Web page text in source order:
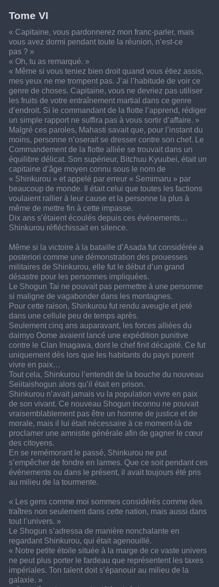
Tome VI
« Capitaine, vous pardonnerez mon franc-parler, mais
vous avez dormi pendant toute la réunion, n’est-ce
pas ? »
« Oh, tu as remarqué. »
« Même si vous teniez bien droit quand vous étiez assis,
mes yeux ne me trompent pas. J’ai l’habitude de voir ce
genre de choses. Capitaine, vous ne devriez pas utiliser
les fruits de votre entraînement martial dans ce genre
d’endroit. Si le commandant de la flotte l’apprend, rédiger
un simple rapport ne suffira pas à vous sortir d’affaire. »
Malgré ces paroles, Mahasti savait que, pour l’instant du
moins, personne n’oserait se dresser contre son chef. Le
Commandement de la flotte alliée se trouvait dans un
équilibre délicat. Son supérieur, Bitchuu Kyuubei, était un
capitaine d’âge moyen connu sous le nom de
« Shinkurou » et appelé par erreur « Semimaru » par
beaucoup de monde. Il était celui que toutes les factions
voulaient rallier à leur cause et la personne la plus à
même de mettre fin à cette impasse.
Dix ans s’étaient écoulés depuis ces événements…
Shinkurou réfléchissait en silence.
Même si la victoire à la bataille d’Asada fut considérée a
posteriori comme une démonstration des prouesses
militaires de Shinkurou, elle fut le début d’un grand
désastre pour les personnes impliquées.
Le Shogun Tai ne pouvait pas permettre à une personne
si maligne de vagabonder dans les montagnes.
Pour cette raison, Shinkurou fut rendu aveugle et jeté
dans une cellule peu de temps après.
Seulement cinq ans auparavant, les forces alliées du
daimyo Oome avaient lancé une expédition punitive
contre le Clan Imagawa, dont le chef finit décapité. Ce fut
uniquement dès lors que les habitants du pays purent
vivre en paix…
Tout cela, Shinkurou l’entendit de la bouche du nouveau
Seiitaishogun alors qu’il était en prison.
Shinkurou n’avait jamais vu la population vivre en paix
de son vivant. Ce nouveau Shogun inconnu ne pouvait
vraisemblablement pas être un homme de justice et de
morale, mais il lui était nécessaire à ce moment-là de
proclamer une amnistie générale afin de gagner le cœur
des citoyens.
En se remémorant le passé, Shinkurou ne put
s’empêcher de fondre en larmes. Que ce soit pendant ces
événements ou dans le présent, il avait toujours été pris
au milieu de la tourmente.
« Les gens comme moi sommes considérés comme des
traîtres non seulement dans cette nation, mais aussi dans
tout l’univers. »
Le Shogun s’adressa de manière nonchalante en
regardant Shinkurou, qui était agenouillé.
« Notre petite étoile située à la marge de ce vaste univers
ne peut plus porter le fardeau que représentent les taxes
impériales. Ton talent doit s’épanouir au milieu de la
galaxie. »